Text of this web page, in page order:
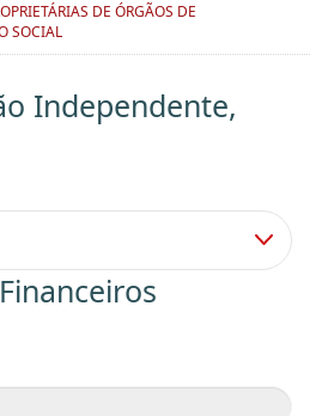
DE ÓRGÃOS DE
SOCIAL
Independente,